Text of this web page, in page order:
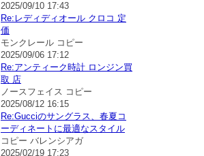
2025/09/10 17:43
Re:レディディオール クロコ 定
価
モンクレール コピー
2025/09/06 17:12
Re:アンティーク時計 ロンジン買
取 店
ノースフェイス コピー
2025/08/12 16:15
Re:Gucciのサングラス、春夏コ
ーディネートに最適なスタイル
コピー バレンシアガ
2025/02/19 17:23